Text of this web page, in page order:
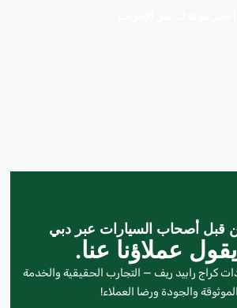
قبل أصحاب السيارات عبر دبي
عملاؤنا عنا.
كراج رابيد ريف — التجارب الحقيقية والخدمة
الموثوقة والجودة ورضا العملاء!